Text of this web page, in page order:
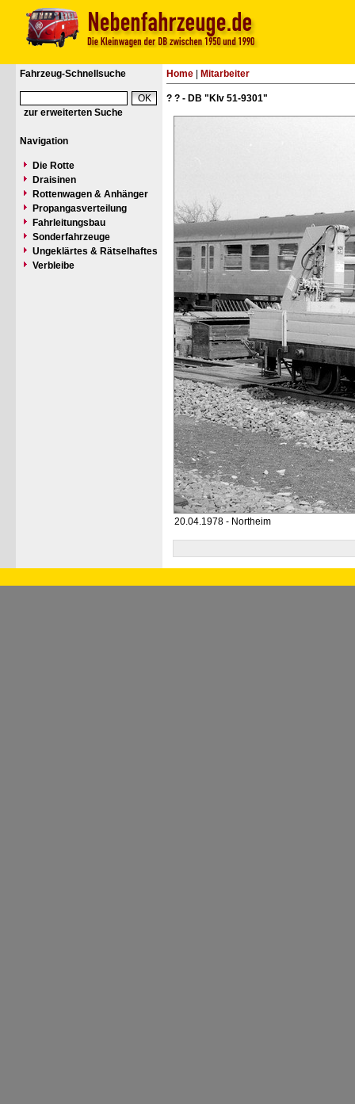
Fahrzeug-Schnellsuche
zur erweiterten Suche
Navigation
Die Rotte
Draisinen
Rottenwagen & Anhänger
Propangasverteilung
Fahrleitungsbau
Sonderfahrzeuge
Ungeklärtes & Rätselhaftes
Verbleibe
Home Mitarbeiter
? ? - DB "Klv 51-9301"
20.04.1978 - Northeim